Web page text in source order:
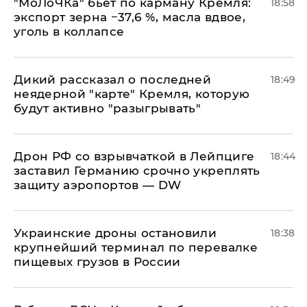
​"МоЛоЧКа" бьет по карману Кремля:
экспорт зерна −37,6 %, масла вдвое,
уголь в коллапсе
18:58
Дикий рассказал о последней
неядерной "карте" Кремля, которую
будут активно "разыгрывать"
18:49
​Дрон РФ со взрывчаткой в Лейпциге
заставил Германию срочно укреплять
защиту аэропортов — DW
18:44
Украинские дроны остановили
крупнейший терминал по перевалке
пищевых грузов в России
18:38